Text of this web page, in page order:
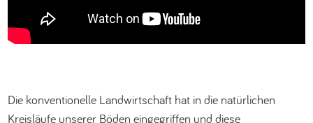
Die konventionelle Landwirtschaft hat in die natürlichen
Kreisläufe unserer Böden eingegriffen und diese